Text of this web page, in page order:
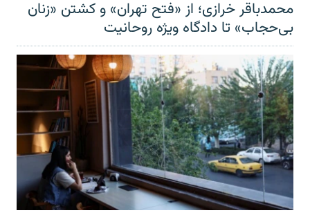
محمدباقر خرازی؛ از «فتح تهران» و کشتن «زنان
بی‌حجاب» تا دادگاه ویژه روحانیت